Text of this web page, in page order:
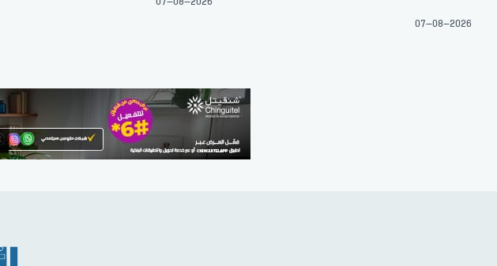
07-08-2026